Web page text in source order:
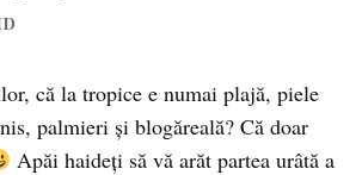
că la tropice e numai plajă, piele
palmieri şi blogăreală? Că doar
Apăi haideţi să vă arăt partea urâtă a